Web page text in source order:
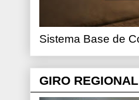
Sistema Base de
GIRO REGIONAL